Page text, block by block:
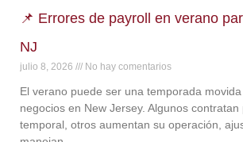
📌 Errores de payroll en verano
NJ
julio 8, 2026 No hay comentarios
El verano puede ser una temporada
negocios en New Jersey. Algunos contratan
temporal, otros aumentan su operación,